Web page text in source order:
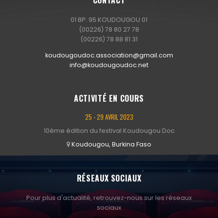
01 BP: 95 KOUDOUGOU 01
(00226) 78 80 27 78
(00226) 78 88 81 31
koudougoudoc.association@gmail.com
info@koudougoudoc.net
ACTIVITÉ EN COURS
25 - 29 AVRIL 2023
10ème édition du festival Koudougou Doc
Koudougou, Burkina Faso
RÉSEAUX SOCIAUX
Pour plus d'actualité, retrouvez-nous sur les réseaux
sociaux